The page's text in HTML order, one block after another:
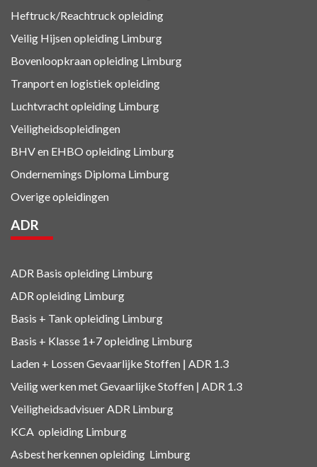
Heftruck/Reachtruck opleiding
Veilig Hijsen opleiding Limburg
Bovenloopkraan opleiding Limburg
Tranport en logistiek opleiding
Luchtvrachtopleiding Limburg
Veiligheidsopleidingen
BHV en EHBO opleiding Limburg
Ondernemings Diploma Limburg
Overige opleidingen
ADR
ADR Basis opleiding Limburg
ADR opleiding Limburg
Basis + Tank opleiding Limburg
Basis + Klasse 1+7opleiding Limburg
Laden + Lossen Gevaarlijke Stoffen | ADR 1.3
Veilig werken met Gevaarlijke Stoffen | ADR 1.3
Veiligheidsadvisuer ADR Limburg
KCA opleiding Limburg
Asbest herkennenopleiding Limburg